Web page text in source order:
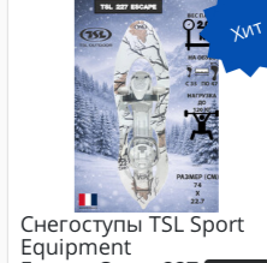
Хит
Снегоступы TSL Sport
Equipment